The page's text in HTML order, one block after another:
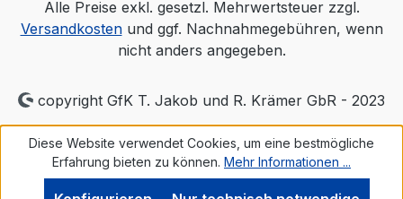
Alle Preise exkl. gesetzl. Mehrwertsteuer zzgl.
Versandkostenund ggf. Nachnahmegebühren, wenn
nicht anders angegeben.
copyright GfK T. Jakob und R. Krämer GbR - 2023
Diese Website verwendet Cookies, um eine bestmögliche
Erfahrung bieten zu können. Mehr Informationen ...